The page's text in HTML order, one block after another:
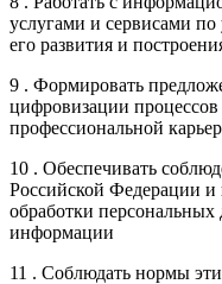
услугами и сервисами
его развития и
9 . Формировать
цифровизации
профессиональной
10 . Обеспечивать
Российской Федерации и
обработки
информации
11 . Соблюдать нормы